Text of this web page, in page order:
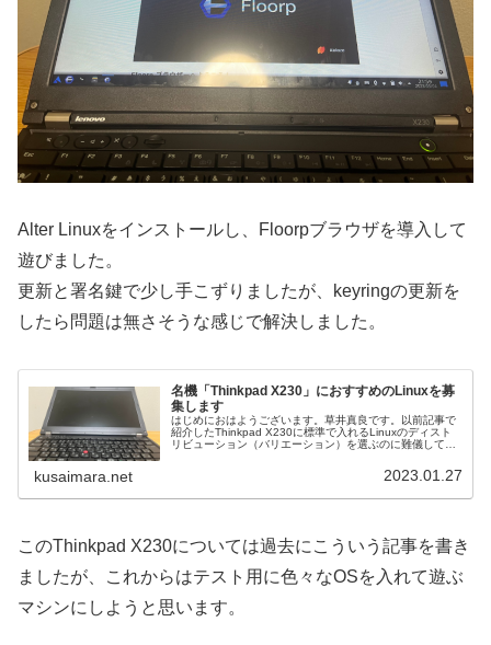
Alter Linuxをインストールし、Floorpブラウザを導入して
遊びました。
更新と署名鍵で少し手こずりましたが、keyringの更新を
したら問題は無さそうな感じで解決しました。
名機「Thinkpad X230」におすすめのLinuxを募
集します
はじめにおはようございます。草井真良です。以前記事で
紹介したThinkpad X230に標準で入れるLinuxのディスト
リビューション（バリエーション）を選ぶのに難儀してい
kusaimara.net 2023.01.27
このThinkpad X230については過去にこういう記事を書き
ましたが、これからはテスト用に色々なOSを入れて遊ぶ
マシンにしようと思います。